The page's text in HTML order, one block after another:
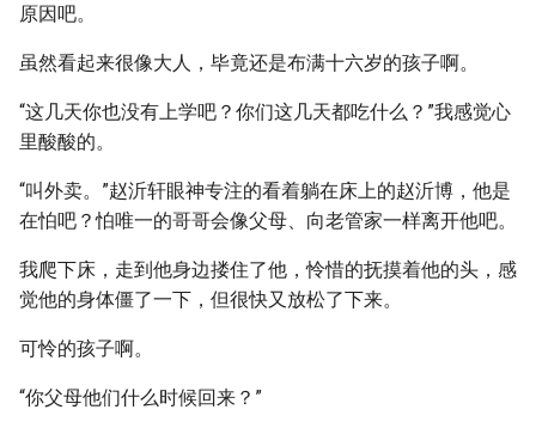
原因吧。
虽然看起来很像大人，毕竟还是布满十六岁的孩子啊。
“这几天你也没有上学吧？你们这几天都吃什么？”我感觉心
里酸酸的。
“叫外卖。”赵沂轩眼神专注的看着躺在床上的赵沂博，他是
在怕吧？怕唯一的哥哥会像父母、向老管家一样离开他吧。
我爬下床，走到他身边搂住了他，怜惜的抚摸着他的头，感
觉他的身体僵了一下，但很快又放松了下来。
可怜的孩子啊。
“你父母他们什么时候回来？”